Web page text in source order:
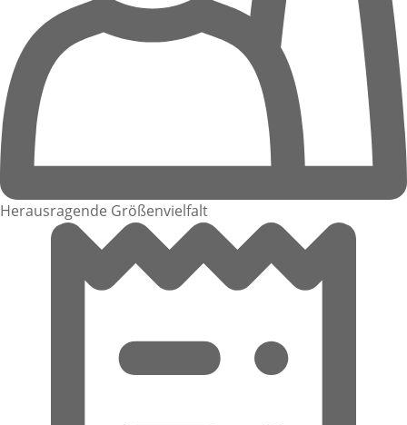
Herausragende Größenvielfalt